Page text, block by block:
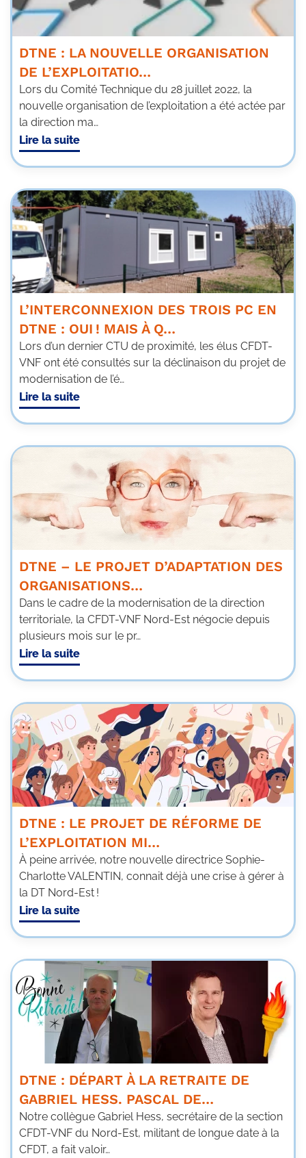
DTNE : LA NOUVELLE ORGANISATION
DE L’EXPLOITATIO…
Lors du Comité Technique du 28 juillet 2022, la
nouvelle organisation de l’exploitation a été actée par
la direction ma…
Lire la suite
L’INTERCONNEXION DES TROIS PC EN
DTNE : OUI ! MAIS À Q…
Lors d’un dernier CTU de proximité, les élus CFDT-
VNF ont été consultés sur la déclinaison du projet de
modernisation de l’é…
Lire la suite
DTNE – LE PROJET D’ADAPTATION DES
ORGANISATIONS…
Dans le cadre de la modernisation de la direction
territoriale, la CFDT-VNF Nord-Est négocie depuis
plusieurs mois sur le pr…
Lire la suite
DTNE : LE PROJET DE RÉFORME DE
L’EXPLOITATION MI…
À peine arrivée, notre nouvelle directrice Sophie-
Charlotte VALENTIN, connait déjà une crise à gérer à
la DT Nord-Est !
Lire la suite
DTNE : DÉPART À LA RETRAITE DE
GABRIEL HESS. PASCAL DE…
Notre collègue Gabriel Hess, secrétaire de la section
CFDT-VNF du Nord-Est, militant de longue date à la
CFDT, a fait valoir…